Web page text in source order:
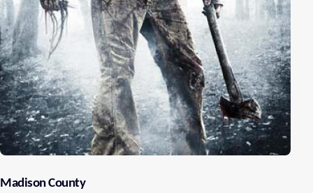
Madison County